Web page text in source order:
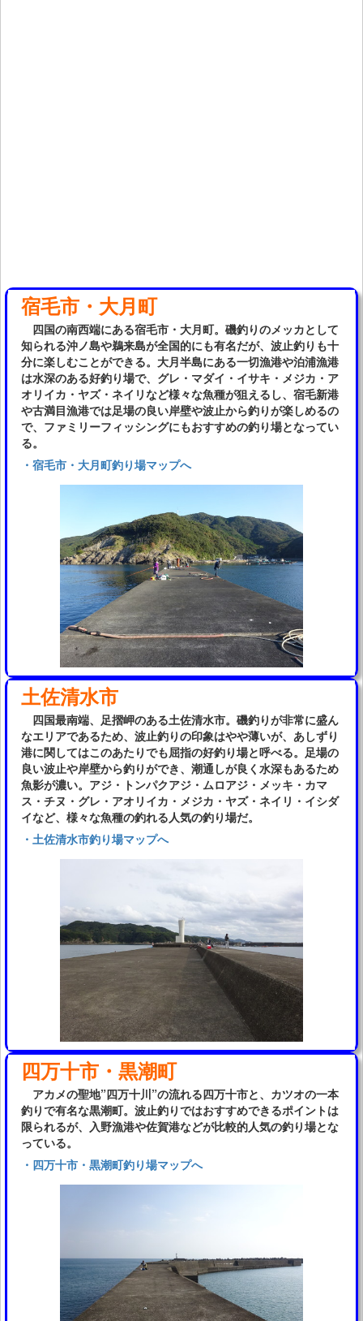
宿毛市・大月町
四国の南西端にある宿毛市・大月町。磯釣りのメッカとして
知られる沖ノ島や鵜来島が全国的にも有名だが、波止釣りも十
分に楽しむことができる。大月半島にある一切漁港や泊浦漁港
は水深のある好釣り場で、グレ・マダイ・イサキ・メジカ・ア
オリイカ・ヤズ・ネイリなど様々な魚種が狙えるし、宿毛新港
や古満目漁港では足場の良い岸壁や波止から釣りが楽しめるの
で、ファミリーフィッシングにもおすすめの釣り場となってい
る。
・宿毛市・大月町釣り場マップへ
土佐清水市
四国最南端、足摺岬のある土佐清水市。磯釣りが非常に盛ん
なエリアであるため、波止釣りの印象はやや薄いが、あしずり
港に関してはこのあたりでも屈指の好釣り場と呼べる。足場の
良い波止や岸壁から釣りができ、潮通しが良く水深もあるため
魚影が濃い。アジ・トンパクアジ・ムロアジ・メッキ・カマ
ス・チヌ・グレ・アオリイカ・メジカ・ヤズ・ネイリ・イシダ
イなど、様々な魚種の釣れる人気の釣り場だ。
・土佐清水市釣り場マップへ
四万十市・黒潮町
アカメの聖地”四万十川”の流れる四万十市と、カツオの一本
釣りで有名な黒潮町。波止釣りではおすすめできるポイントは
限られるが、入野漁港や佐賀港などが比較的人気の釣り場とな
っている。
・四万十市・黒潮町釣り場マップへ